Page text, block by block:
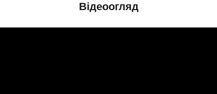
Відеоогляд